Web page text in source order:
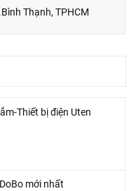
Thạnh, TPHCM
Thiết bị điện Uten
mới nhất